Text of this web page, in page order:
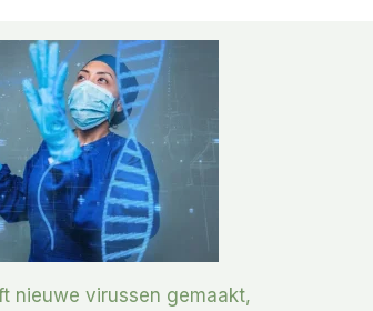
nieuwe virussen gemaakt,